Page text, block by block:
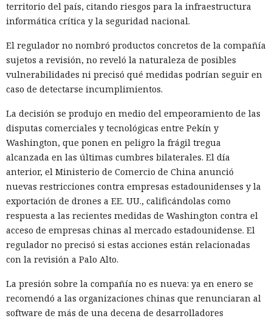
territorio del país, citando riesgos para la infraestructura
informática crítica y la seguridad nacional.
El regulador no nombró productos concretos de la compañía
sujetos a revisión, no reveló la naturaleza de posibles
vulnerabilidades ni precisó qué medidas podrían seguir en
caso de detectarse incumplimientos.
La decisión se produjo en medio del empeoramiento de las
disputas comerciales y tecnológicas entre Pekín y
Washington, que ponen en peligro la frágil tregua
alcanzada en las últimas cumbres bilaterales. El día
anterior, el Ministerio de Comercio de China anunció
nuevas restricciones contra empresas estadounidenses y la
exportación de drones a EE. UU., calificándolas como
respuesta a las recientes medidas de Washington contra el
acceso de empresas chinas al mercado estadounidense. El
regulador no precisó si estas acciones están relacionadas
con la revisión a Palo Alto.
La presión sobre la compañía no es nueva: ya en enero se
recomendó a las organizaciones chinas que renunciaran al
software de más de una decena de desarrolladores